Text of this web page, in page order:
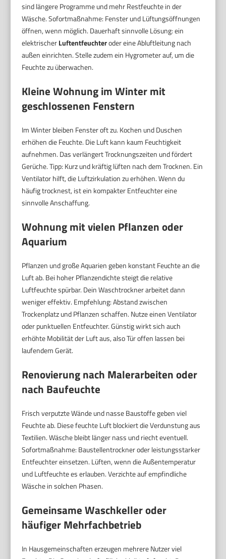
sind längere Programme und mehr Restfeuchte in der
Wäsche. Sofortmaßnahme: Fenster und Lüftungsöffnungen
öffnen, wenn möglich. Dauerhaft sinnvolle Lösung: ein
elektrischerLuftentfeuchteroder eine Abluftleitung nach
außen einrichten. Stelle zudem ein Hygrometer auf, um die
Feuchte zu überwachen.
Kleine Wohnung im Winter mit
geschlossenen Fenstern
Im Winter bleiben Fenster oft zu. Kochen und Duschen
erhöhen die Feuchte. Die Luft kann kaum Feuchtigkeit
aufnehmen. Das verlängert Trocknungszeiten und fördert
Gerüche. Tipp: Kurz und kräftig lüften nach dem Trocknen. Ein
Ventilator hilft, die Luftzirkulation zu erhöhen. Wenn du
häufig trocknest, ist ein kompakter Entfeuchter eine
sinnvolle Anschaffung.
Wohnung mit vielen Pflanzen oder
Aquarium
Pflanzen und große Aquarien geben konstant Feuchte an die
Luft ab. Bei hoher Pflanzendichte steigt die relative
Luftfeuchte spürbar. Dein Waschtrockner arbeitet dann
weniger effektiv. Empfehlung: Abstand zwischen
Trockenplatz und Pflanzen schaffen. Nutze einen Ventilator
oder punktuellen Entfeuchter. Günstig wirkt sich auch
erhöhte Mobilität der Luft aus, also Tür offen lassen bei
laufendem Gerät.
Renovierung nach Malerarbeiten oder
nach Baufeuchte
Frisch verputzte Wände und nasse Baustoffe geben viel
Feuchte ab. Diese feuchte Luft blockiert die Verdunstung aus
Textilien. Wäsche bleibt länger nass und riecht eventuell.
Sofortmaßnahme: Baustellentrockner oder leistungsstarker
Entfeuchter einsetzen. Lüften, wenn die Außentemperatur
und Luftfeuchte es erlauben. Verzichte auf empfindliche
Wäsche in solchen Phasen.
Gemeinsame Waschkeller oder
häufiger Mehrfachbetrieb
In Hausgemeinschaften erzeugen mehrere Nutzer viel